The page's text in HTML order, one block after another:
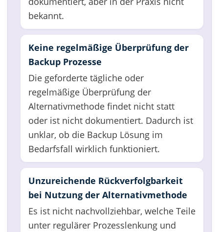
bekannt.
Keine regelmäßige Überprüfung der
Backup Prozesse
Die geforderte tägliche oder
regelmäßige Überprüfung der
Alternativmethode findet nicht statt
oder ist nicht dokumentiert. Dadurch ist
unklar, ob die Backup Lösung im
Bedarfsfall wirklich funktioniert.
Unzureichende Rückverfolgbarkeit
bei Nutzung der Alternativmethode
Es ist nicht nachvollziehbar, welche Teile
unter regulärer Prozesslenkung und